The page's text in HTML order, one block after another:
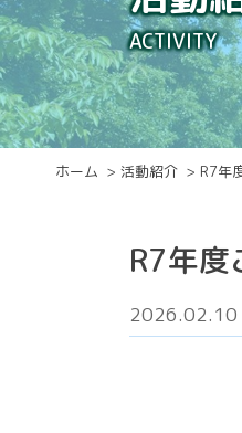
ACTIVITY
ホーム 活動紹介 R7年
R7年
2026.02.10